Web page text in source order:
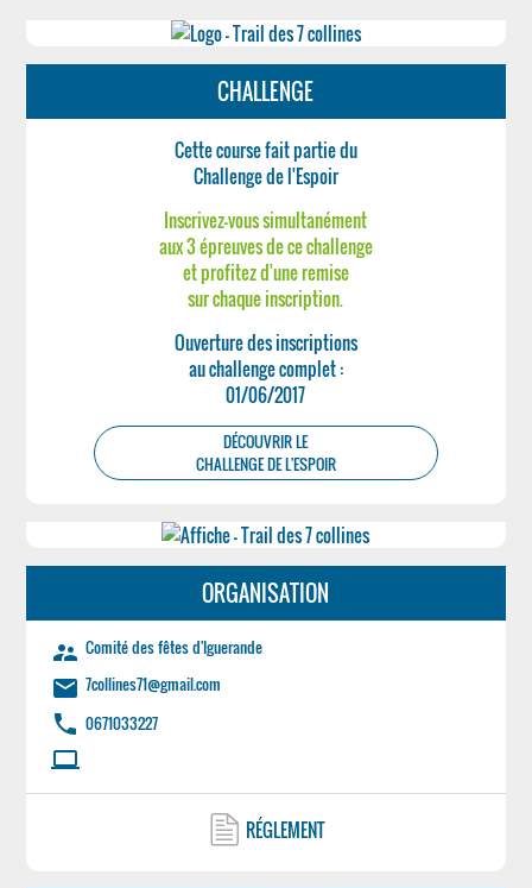
CHALLENGE
Cette course fait partie du
Challenge de l'Espoir
Inscrivez-vous simultanément
aux 3 épreuves de ce challenge
et profitez d'une remise
sur chaque inscription.
Ouverture des inscriptions
au challenge complet :
01/06/2017
DÉCOUVRIR LE
CHALLENGE DE L'ESPOIR
ORGANISATION
supervisor_account Comité des fêtes d'Iguerande
email 7collines71@gmail.com
phone 0671033227
laptop
RÉGLEMENT